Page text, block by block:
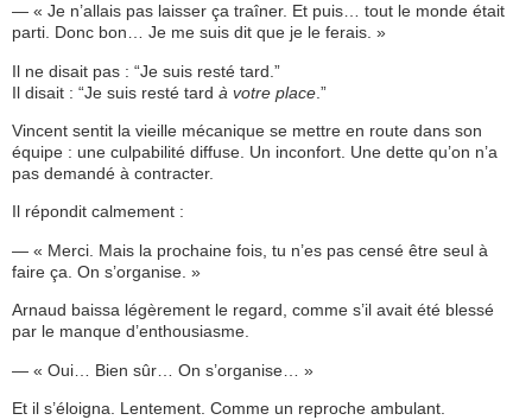
— « Je n’allais pas laisser ça traîner. Et puis… tout le monde était
parti. Donc bon… Je me suis dit que je le ferais. »
Il ne disait pas : “Je suis resté tard.”
Il disait : “Je suis resté tard à votre place .”
Vincent sentit la vieille mécanique se mettre en route dans son
équipe : une culpabilité diffuse. Un inconfort. Une dette qu’on n’a
pas demandé à contracter.
Il répondit calmement :
— « Merci. Mais la prochaine fois, tu n’es pas censé être seul à
faire ça. On s’organise. »
Arnaud baissa légèrement le regard, comme s’il avait été blessé
par le manque d’enthousiasme.
— « Oui… Bien sûr… On s’organise… »
Et il s’éloigna. Lentement. Comme un reproche ambulant.